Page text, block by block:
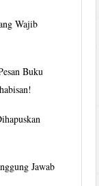
Wajib
Buku
Jawab